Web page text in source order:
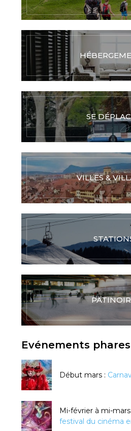
SE
VILLES &
Evénements phares
Début mars :
Mi-février à mi-mars
festival du cinéma